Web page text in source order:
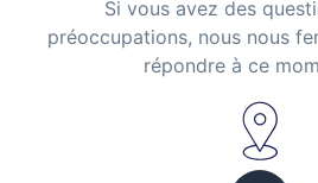
Si vous avez des
préoccupations, nous nous
répondre à ce